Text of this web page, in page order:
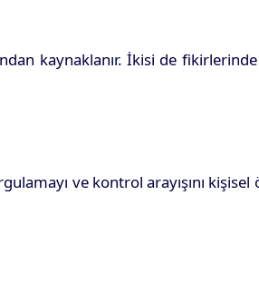
kaynaklanır. İkisi de
ve kontrol arayışını